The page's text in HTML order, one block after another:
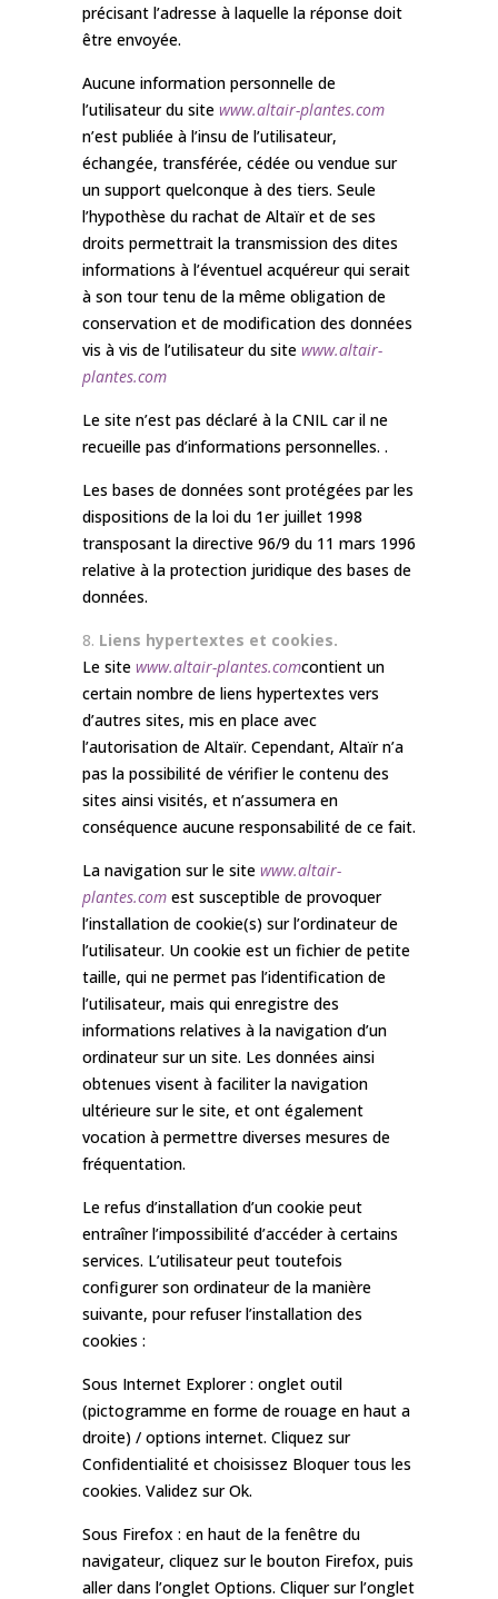
précisant l’adresse à laquelle la réponse doit
être envoyée.
Aucune information personnelle de
l’utilisateur du site www.altair-plantes.com
n’est publiée à l’insu de l’utilisateur,
échangée, transférée, cédée ou vendue sur
un support quelconque à des tiers. Seule
l’hypothèse du rachat de Altaïr et de ses
droits permettrait la transmission des dites
informations à l’éventuel acquéreur qui serait
à son tour tenu de la même obligation de
conservation et de modification des données
vis à vis de l’utilisateur du site www.altair-
plantes.com
Le site n’est pas déclaré à la CNIL car il ne
recueille pas d’informations personnelles. .
Les bases de données sont protégées par les
dispositions de la loi du 1er juillet 1998
transposant la directive 96/9 du 11 mars 1996
relative à la protection juridique des bases de
données.
Liens hypertextes et cookies.
Le site www.altair-plantes.comcontient un
certain nombre de liens hypertextes vers
d’autres sites, mis en place avec
l’autorisation de Altaïr. Cependant, Altaïr n’a
pas la possibilité de vérifier le contenu des
sites ainsi visités, et n’assumera en
conséquence aucune responsabilité de ce fait.
La navigation sur le site www.altair-
plantes.com est susceptible de provoquer
l’installation de cookie(s) sur l’ordinateur de
l’utilisateur. Un cookie est un fichier de petite
taille, qui ne permet pas l’identification de
l’utilisateur, mais qui enregistre des
informations relatives à la navigation d’un
ordinateur sur un site. Les données ainsi
obtenues visent à faciliter la navigation
ultérieure sur le site, et ont également
vocation à permettre diverses mesures de
fréquentation.
Le refus d’installation d’un cookie peut
entraîner l’impossibilité d’accéder à certains
services. L’utilisateur peut toutefois
configurer son ordinateur de la manière
suivante, pour refuser l’installation des
cookies :
Sous Internet Explorer : onglet outil
(pictogramme en forme de rouage en haut a
droite) / options internet. Cliquez sur
Confidentialité et choisissez Bloquer tous les
cookies. Validez sur Ok.
Sous Firefox : en haut de la fenêtre du
navigateur, cliquez sur le bouton Firefox, puis
aller dans l’onglet Options. Cliquer sur l’onglet